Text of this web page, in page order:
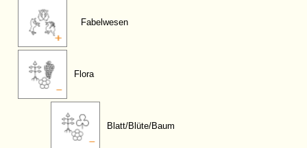
Fabelwesen
Flora
Blatt/Blüte/Baum